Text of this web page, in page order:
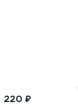
220 ₽